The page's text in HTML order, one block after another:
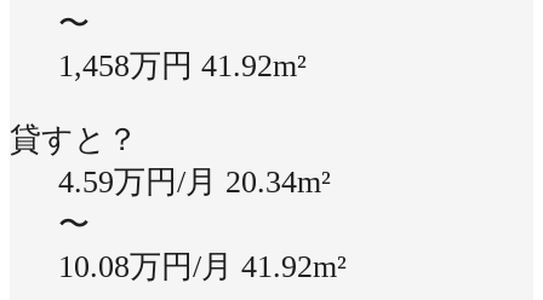
〜
1,458万円 41.92m²
貸すと？
4.59万円/月 20.34m²
〜
10.08万円/月 41.92m²